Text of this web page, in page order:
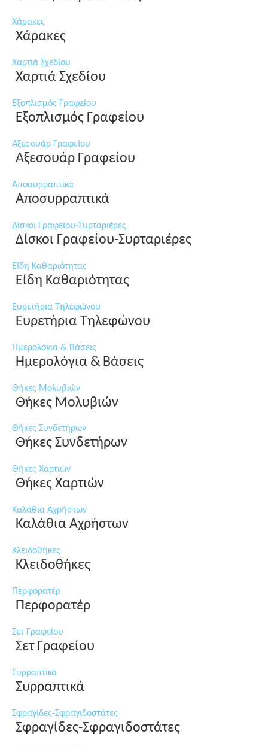
Χάρακες
Χάρακες
Χαρτιά Σχεδίου
Χαρτιά Σχεδίου
Εξοπλισμός Γραφείου
Εξοπλισμός Γραφείου
Αξεσουάρ Γραφείου
Αξεσουάρ Γραφείου
Αποσυρραπτικά
Αποσυρραπτικά
Δίσκοι Γραφείου-Συρταριέρες
Δίσκοι Γραφείου-Συρταριέρες
Είδη Καθαριότητας
Είδη Καθαριότητας
Ευρετήρια Τηλεφώνου
Ευρετήρια Τηλεφώνου
Ημερολόγια & Βάσεις
Ημερολόγια & Βάσεις
Θήκες Μολυβιών
Θήκες Μολυβιών
Θήκες Συνδετήρων
Θήκες Συνδετήρων
Θήκες Χαρτιών
Θήκες Χαρτιών
Καλάθια Αχρήστων
Καλάθια Αχρήστων
Κλειδοθήκες
Κλειδοθήκες
Περφορατέρ
Περφορατέρ
Σετ Γραφείου
Σετ Γραφείου
Συρραπτικά
Συρραπτικά
Σφραγίδες-Σφραγιδοστάτες
Σφραγίδες-Σφραγιδοστάτες